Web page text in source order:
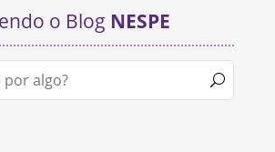
o Blog NESPE